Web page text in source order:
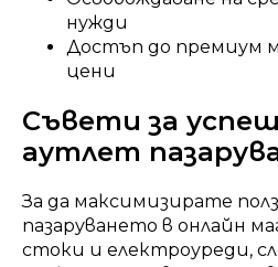
нужди
Достъп до премиум
цени
Съвети за
аутлет
За да максимизирате
пазаруването в онлайн
стоки и електроуреди,